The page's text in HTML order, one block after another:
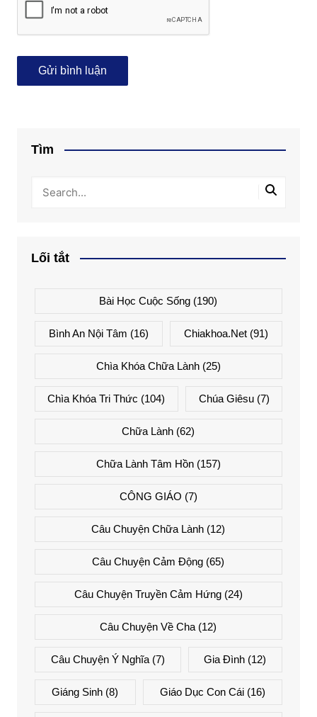
Tìm
Lối tắt
Bài Học Cuộc Sống (190)
Bình An Nội Tâm (16) Chiakhoa.net (91)
Chìa Khóa Chữa Lành(25)
Chìa Khóa Tri Thức (104) Chúa Giêsu(7)
Chữa Lành (62)
Chữa Lành Tâm Hồn(157)
CÔNG GIÁO (7)
Câu Chuyện Chữa Lành (12)
Câu Chuyện Cảm Động (65)
Câu Chuyện Truyền Cảm Hứng(24)
Câu Chuyện Về Cha (12)
Câu Chuyện Ý Nghĩa(7) Gia Đình (12)
Giáng Sinh (8) Giáo Dục Con Cái(16)